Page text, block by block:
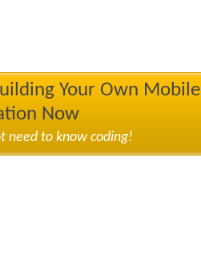
Your Own Mobile
Now
need to know coding!